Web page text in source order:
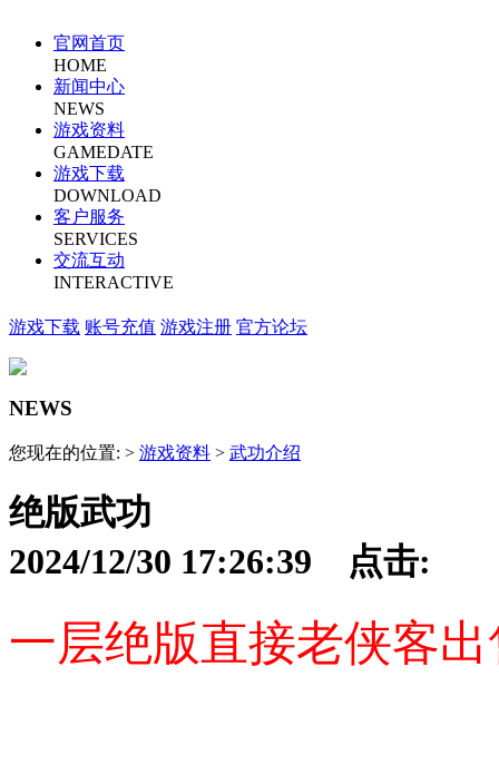
官网首页
HOME
新闻中心
NEWS
游戏资料
GAMEDATE
游戏下载
DOWNLOAD
客户服务
SERVICES
交流互动
INTERACTIVE
游戏下载 账号充值 游戏注册 官方论坛
NEWS
您现在的位置: > 游戏资料 > 武功介绍
绝版武功
2024/12/30 17:26:39 点击:
一层绝版直接老侠客出